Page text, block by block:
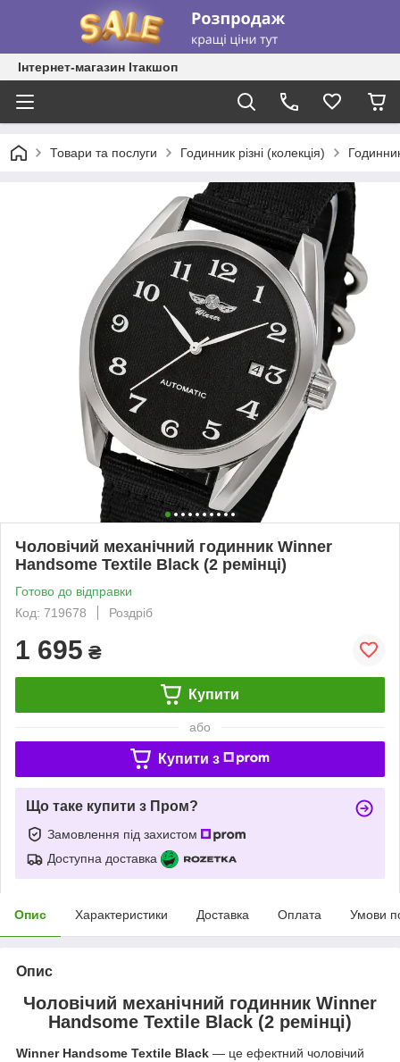
Інтернет-магазин Ітакшоп
Товари та послуги Годинник різні (колекція)
Чоловічий механічний годинник Winner
Handsome Textile Black (2 ремінці)
Готово до відправки
Код: 719678
Роздріб
1 695 ₴
Купити
або
Купити з
Що таке купити з Пром?
Замовлення під захистом
Доступна доставка
Опис Характеристики Доставка Оплата Умови
Опис
Чоловічий механічний годинник Winner
Handsome Textile Black (2 ремінці)
Winner Handsome Textile Black — це ефектний чоловічий